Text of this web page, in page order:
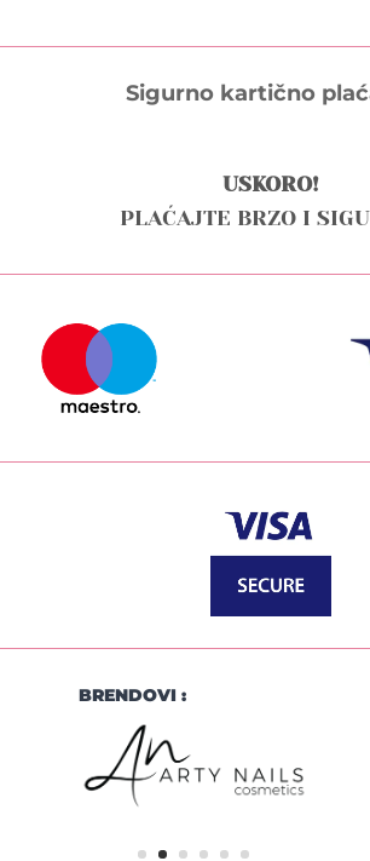
Sigurno kartično
USKORO!
PLAĆAJTE BRZO I
BRENDOVI :